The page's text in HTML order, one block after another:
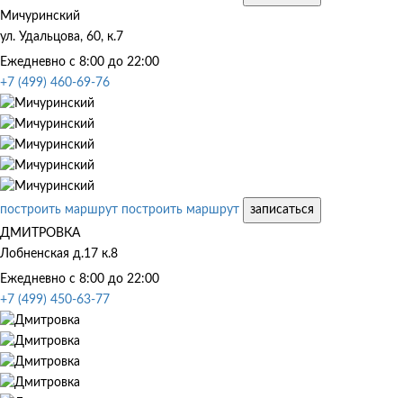
Мичуринский
ул. Удальцова, 60, к.7
Ежедневно с 8:00 до 22:00
+7 (499) 460-69-76
построить маршрут построить маршрут
записаться
ДМИТРОВКА
Лобненская д.17 к.8
Ежедневно с 8:00 до 22:00
+7 (499) 450-63-77